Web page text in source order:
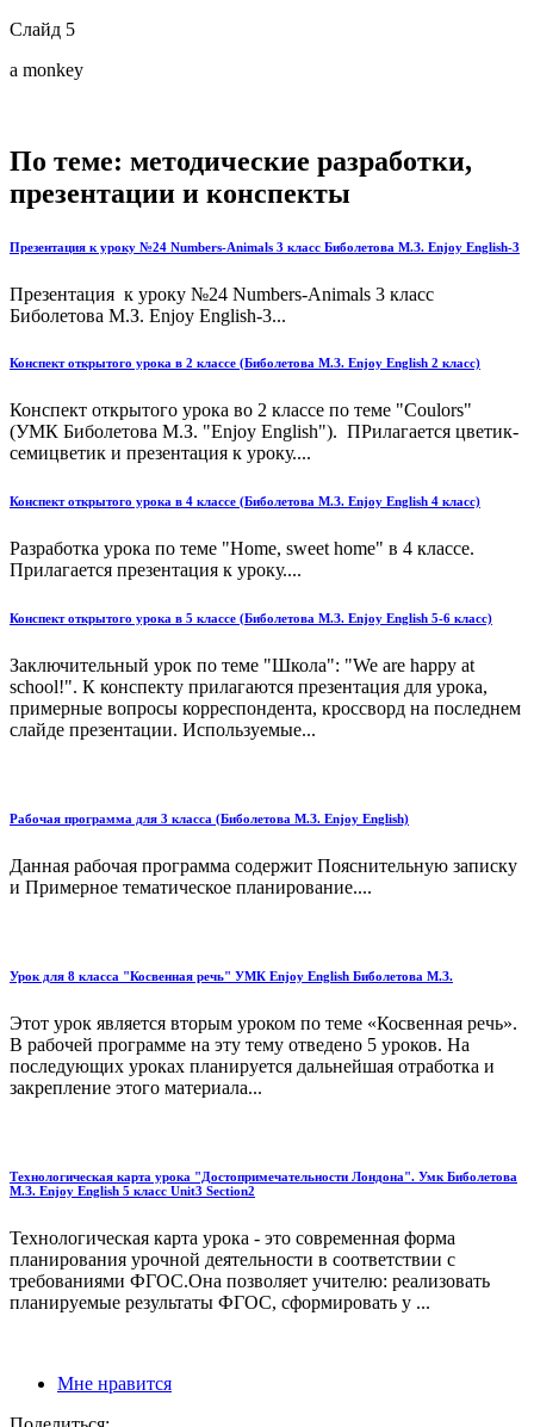
Слайд 5
a monkey
По теме: методические разработки,
презентации и конспекты
Презентация к уроку №24 Numbers-Animals 3 класс Биболетова М.З. Enjoy English-3
Презентация к уроку №24 Numbers-Animals 3 класс
Биболетова М.З. Enjoy English-3...
Конспект открытого урока в 2 классе (Биболетова М.З. Enjoy English 2 класс)
Конспект открытого урока во 2 классе по теме "Coulors"
(УМК Биболетова М.З. "Enjoy English"). ПРилагается цветик-
семицветик и презентация к уроку....
Конспект открытого урока в 4 классе (Биболетова М.З. Enjoy English 4 класс)
Разработка урока по теме "Home, sweet home" в 4 классе.
Прилагается презентация к уроку....
Конспект открытого урока в 5 классе (Биболетова М.З. Enjoy English 5-6 класс)
Заключительный урок по теме "Школа": "We are happy at
school!". К конспекту прилагаются презентация для урока,
примерные вопросы корреспондента, кроссворд на последнем
слайде презентации. Используемые...
Рабочая программа для 3 класса (Биболетова М.З. Enjoy English)
Данная рабочая программа содержит Пояснительную записку
и Примерное тематическое планирование....
Урок для 8 класса "Косвенная речь" УМК Enjoy English Биболетова М.З.
Этот урок является вторым уроком по теме «Косвенная речь».
В рабочей программе на эту тему отведено 5 уроков. На
последующих уроках планируется дальнейшая отработка и
закрепление этого материала...
Технологическая карта урока "Достопримечательности Лондона". Умк Биболетова
М.З. Enjoy English 5 класс Unit3 Section2
Технологическая карта урока - это современная форма
планирования урочной деятельности в соответствии с
требованиями ФГОС.Она позволяет учителю: реализовать
планируемые результаты ФГОС, сформировать у ...
Мне нравится